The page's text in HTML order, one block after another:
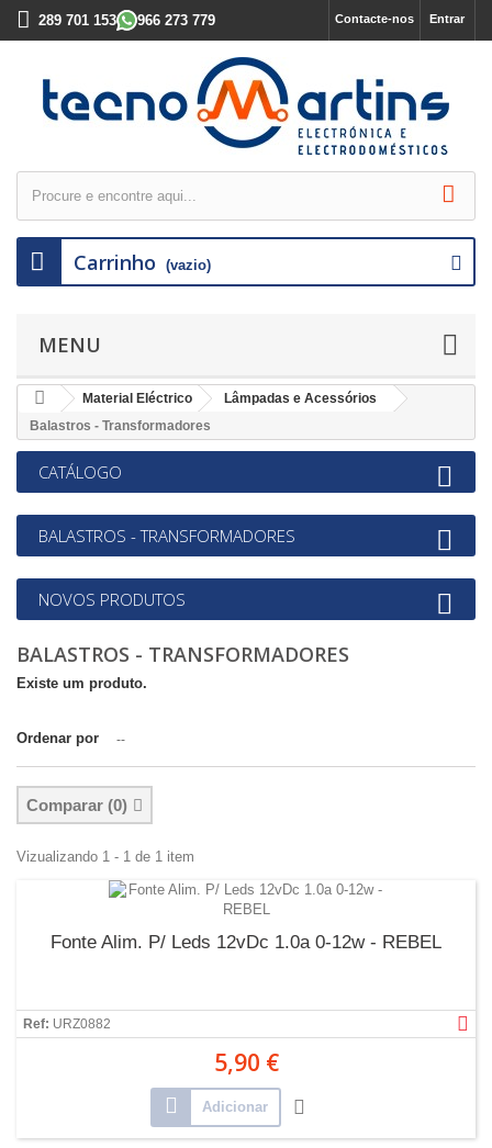
Entrar
Contacte-nos
289 701 153 966 273 779
Carrinho (vazio)
MENU
Material Eléctrico
Lâmpadas e Acessórios
Balastros - Transformadores
CATÁLOGO
BALASTROS - TRANSFORMADORES
NOVOS PRODUTOS
BALASTROS - TRANSFORMADORES
Existe um produto.
Ordenar por --
Comparar (0)
Vizualizando 1 - 1 de 1 item
Fonte Alim. P/ Leds 12vDc 1.0a 0-12w - REBEL
Ref: URZ0882
5,90 €
Adicionar